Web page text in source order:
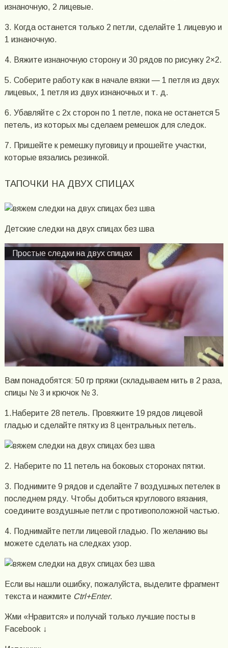
изнаночную, 2 лицевые.
3. Когда останется только 2 петли, сделайте 1 лицевую и
1 изнаночную.
4. Вяжите изнаночную сторону и 30 рядов по рисунку 2×2.
5. Соберите работу как в начале вязки — 1 петля из двух
лицевых, 1 петля из двух изнаночных и т. д.
6. Убавляйте с 2х сторон по 1 петле, пока не останется 5
петель, из которых мы сделаем ремешок для следок.
7. Пришейте к ремешку пуговицу и прошейте участки,
которые вязались резинкой.
ТАПОЧКИ НА ДВУХ СПИЦАХ
Детские следки на двух спицах без шва
Простые следки на двух спицах
Вам понадобятся: 50 гр пряжи (складываем нить в 2 раза,
спицы № 3 и крючок № 3.
1.Наберите 28 петель. Провяжите 19 рядов лицевой
гладью и сделайте пятку из 8 центральных петель.
2. Наберите по 11 петель на боковых сторонах пятки.
3. Поднимите 9 рядов и сделайте 7 воздушных петелек в
последнем ряду. Чтобы добиться круглового вязания,
соедините воздушные петли с противоположной частью.
4. Поднимайте петли лицевой гладью. По желанию вы
можете сделать на следках узор.
Если вы нашли ошибку, пожалуйста, выделите фрагмент
текста и нажмите Ctrl+Enter.
Жми «Нравится» и получай только лучшие посты в
Facebook ↓